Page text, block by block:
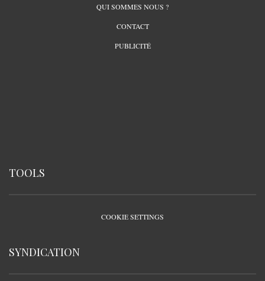
QUI SOMMES NOUS ?
CONTACT
PUBLICITÉ
TOOLS
COOKIE SETTINGS
SYNDICATION